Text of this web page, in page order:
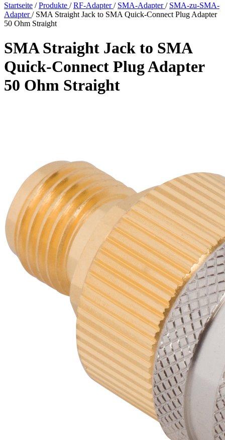
Startseite / Produkte / RF-Adapter/ SMA-Adapter/ SMA-zu-SMA-
Adapter/ SMA Straight Jack to SMA Quick-Connect Plug Adapter
50 Ohm Straight
SMA Straight Jack to SMA
Quick-Connect Plug Adapter
50 Ohm Straight